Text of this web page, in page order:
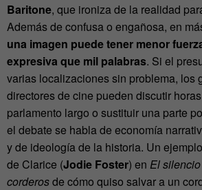
Baritone, que ironiza de la realidad
Además de confusa o engañosa, en
una imagen puede tener menor
expresiva que mil palabras. Si el
varias localizaciones sin problema, los
directores de cine pueden discutir
parlamento largo o sustituir una parte
el debate se habla de economía
y de ideología de la historia. Un
de Clarice (Jodie Foster) en El
corderosde cómo quiso salvar a un